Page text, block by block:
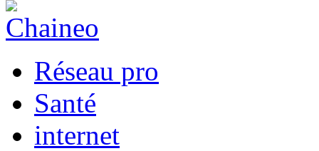
Réseau pro
Santé
internet